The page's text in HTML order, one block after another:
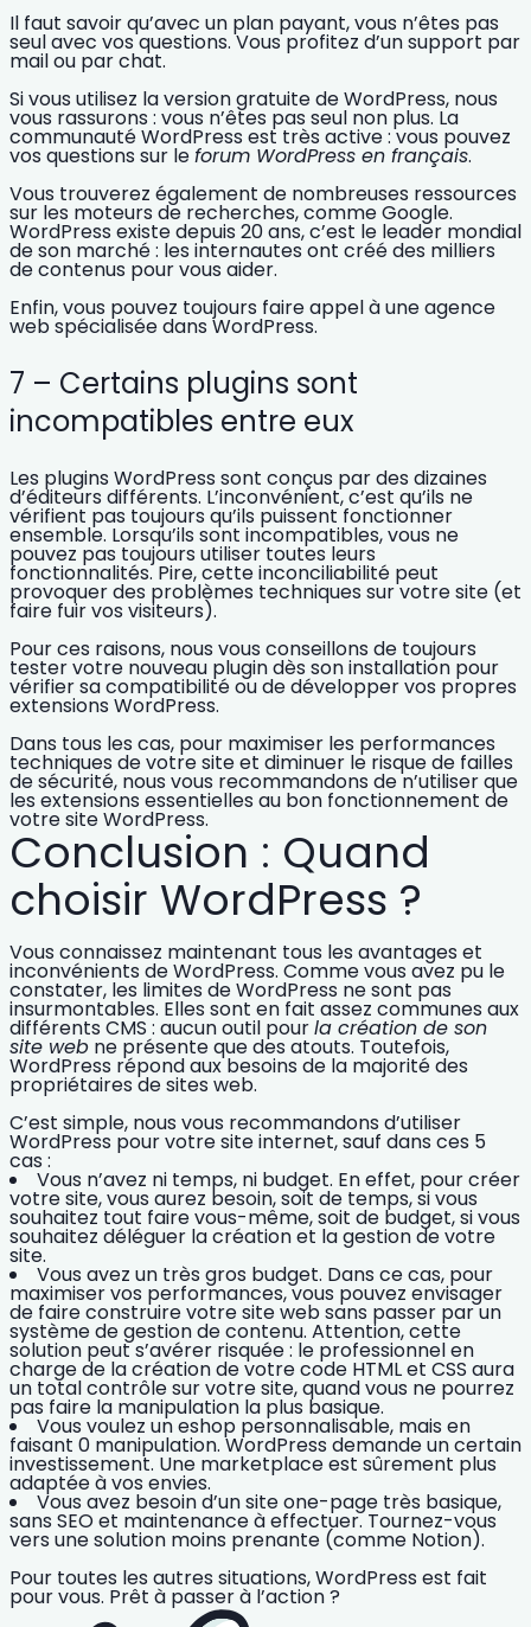
Il faut savoir qu’avec un plan payant,vous n’êtes pas
seul avec vos questions. Vous profitez d’un support par
mail ou par chat.
Si vous utilisez la version gratuite de WordPress, nous
vous rassurons : vous n’êtes pas seul non plus. La
communauté WordPress est très active: vous pouvez
vos questions sur leforum WordPress en français.
Vous trouverez également de nombreuses ressources
sur les moteurs de recherches, comme Google.
WordPress existe depuis 20 ans, c’est le leader mondial
de son marché : les internautes ont créé des milliers
de contenus pour vous aider.
Enfin, vous pouvez toujours faire appel à uneagence
web spécialisée dans WordPress.
7 – Certains plugins sont
incompatibles entre eux
Les plugins WordPress sont conçus par des dizaines
d’éditeurs différents. L’inconvénient, c’est qu’ils ne
vérifient pas toujours qu’ils puissent fonctionner
ensemble. Lorsqu’ils sont incompatibles, vous ne
pouvez pas toujours utiliser toutes leurs
fonctionnalités. Pire, cette inconciliabilité peut
provoquer des problèmes techniques sur votre site (et
faire fuir vos visiteurs).
Pour ces raisons, nous vous conseillons de toujours
tester votre nouveau plugindès son installation pour
vérifier sa compatibilité ou dedévelopper vos propres
extensions WordPress.
Dans tous les cas, pour maximiser les performances
techniques de votre site et diminuer le risque de failles
de sécurité, nous vous recommandons de n’utiliser que
les extensions essentielles au bon fonctionnement de
votre site WordPress.
Conclusion : Quand
choisir WordPress ?
Vous connaissez maintenant tous les avantages et
inconvénients de WordPress. Comme vous avez pu le
constater, les limites de WordPress ne sont pas
insurmontables. Elles sont en fait assez communes aux
différents CMS : aucun outil pourla création de son
site web ne présente que des atouts. Toutefois,
WordPress répond aux besoins de la majorité des
propriétaires de sites web.
C’est simple, nous vous recommandons d’utiliser
WordPress pour votre site internet, sauf dans ces 5
cas :
Vous n’avez ni temps, ni budget. En effet, pour créer
votre site, vous aurez besoin, soit de temps, si vous
souhaitez tout faire vous-même, soit de budget, si vous
souhaitez déléguer la création et la gestion de votre
site.
Vous avez un très gros budget. Dans ce cas, pour
maximiser vos performances, vous pouvez envisager
de faire construire votre site web sans passer par un
système de gestion de contenu. Attention,cette
solution peut s’avérer risquée: le professionnel en
charge de la création de votre code HTML et CSS aura
un total contrôle sur votre site, quand vous ne pourrez
pas faire la manipulation la plus basique.
Vous voulez un eshop personnalisable, mais en
faisant 0 manipulation.WordPress demande un certain
investissement. Une marketplace est sûrement plus
adaptée à vos envies.
Vous avez besoin d’unsite one-page très basique,
sans SEO et maintenance à effectuer. Tournez-vous
vers une solution moins prenante (comme Notion).
Pour toutes les autres situations,WordPress est fait
pour vous. Prêt à passer à l’action ?